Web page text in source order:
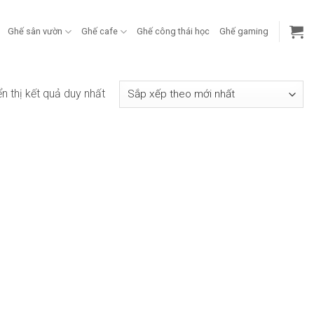
Ghế sân vườn Ghế cafe Ghế công thái học Ghế gaming
thị kết quả duy nhất